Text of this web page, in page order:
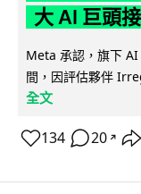
大 AI 巨頭
Meta 承認，旗下
間，因評估夥伴
全文
134 20 ↗